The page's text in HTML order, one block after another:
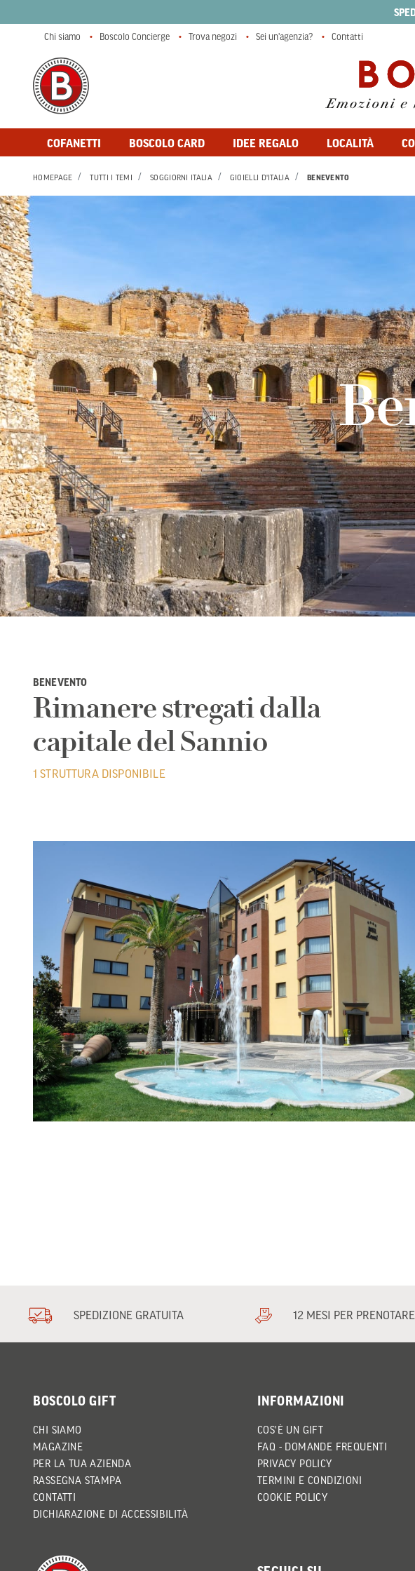
COFANETTI BOSCOLO CARD IDEE REGALO LOCALITÀ
Chi siamo Boscolo Concierge Trova negozi Sei un'agenzia? Contatti
HOMEPAGE TUTTI I TEMI SOGGIORNI ITALIA GIOIELLI D'ITALIA BENEVENTO
BENEVENTO
Rimanere stregati dalla
capitale del Sannio
1 STRUTTURA DISPONIBILE
SPEDIZIONE GRATUITA 12 MESI PER PRENOTARE
BOSCOLO GIFT
CHI SIAMO
MAGAZINE
PER LA TUA AZIENDA
RASSEGNA STAMPA
CONTATTI
DICHIARAZIONE DI ACCESSIBILITÀ
INFORMAZIONI
COS'È UN GIFT
FAQ - DOMANDE FREQUENTI
PRIVACY POLICY
TERMINI E CONDIZIONI
COOKIE POLICY